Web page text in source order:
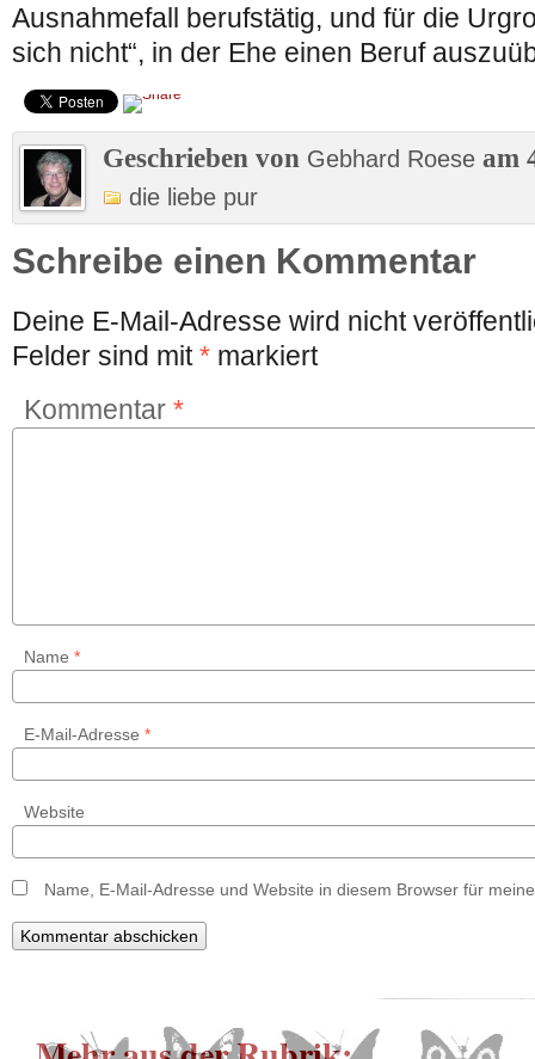
Ausnahmefall berufstätig, und für die
sich nicht“, in der Ehe einen Beruf
Geschrieben von Gebhard Roese am
die liebe pur
Schreibe einen Kommentar
Deine E-Mail-Adresse wird nicht
Felder sind mit* markiert
Kommentar *
Name *
E-Mail-Adresse *
Website
Name, E-Mail-Adresse und Website in diesem Browser für